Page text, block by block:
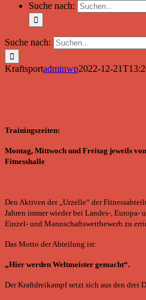
Suche nach:
Suche nach:
Kraftsportadminwp2022-12-
Trainingszeiten:
Montag, Mittwoch und Freitag jeweils
Fitnesshalle
Den Aktiven der „Urzelle“ der
Jahren immer wieder bei Landes-, Europa-
Einzel- und Mannschaftswettbewerb zu
Das Motto der Abteilung ist:
„Hier werden Weltmeister gemacht“.
Der Kraftdreikampf setzt sich aus den drei